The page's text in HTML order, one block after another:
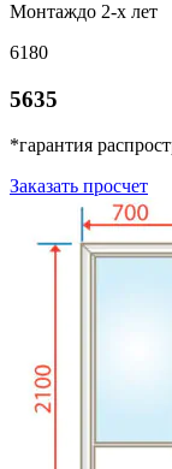
Монтаждо 2-х лет
6180
5635
*гарантия
Заказать просчет